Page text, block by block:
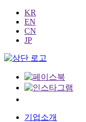
KR
EN
CN
JP
기업소개